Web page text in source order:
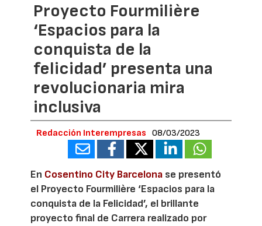
Proyecto Fourmilière
‘Espacios para la
conquista de la
felicidad’ presenta una
revolucionaria mira
inclusiva
Redacción Interempresas 08/03/2023
En Cosentino City Barcelona se presentó
el Proyecto Fourmilière ‘Espacios para la
conquista de la Felicidad’, el brillante
proyecto final de Carrera realizado por